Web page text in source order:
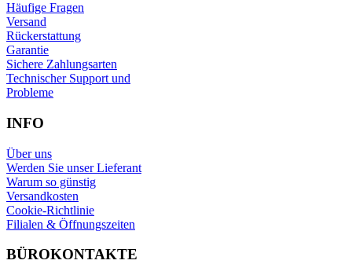
Häufige Fragen
Versand
Rückerstattung
Garantie
Sichere Zahlungsarten
Technischer Support und
Probleme
INFO
Über uns
Werden Sie unser Lieferant
Warum so günstig
Versandkosten
Cookie-Richtlinie
Filialen & Öffnungszeiten
BÜROKONTAKTE